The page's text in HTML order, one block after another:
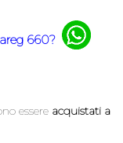
660?
essere acquistati a